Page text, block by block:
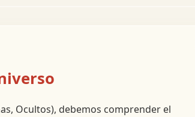
Ocultos), debemos comprender el